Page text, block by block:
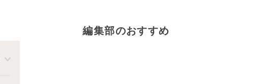
編集部のおすすめ